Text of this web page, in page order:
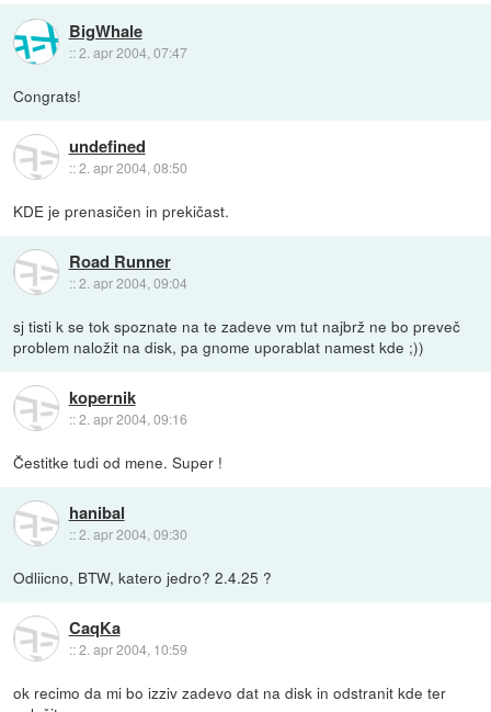
BigWhale
::2. apr 2004, 07:47
Congrats!
undefined
::2. apr 2004, 08:50
KDE je prenasičen in prekičast.
Road Runner
::2. apr 2004, 09:04
sj tisti k se tok spoznate na te zadeve vm tut najbrž ne bo preveč
problem naložit na disk, pa gnome uporablat namest kde ;))
kopernik
::2. apr 2004, 09:16
Čestitke tudi od mene. Super !
hanibal
::2. apr 2004, 09:30
Odliicno, BTW, katero jedro? 2.4.25 ?
CaqKa
::2. apr 2004, 10:59
ok recimo da mi bo izziv zadevo dat na disk in odstranit kde ter